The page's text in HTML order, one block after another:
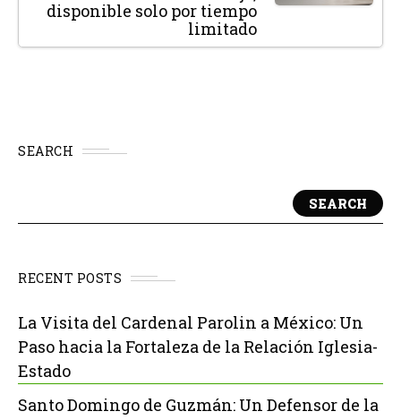
disponible solo por tiempo
limitado
SEARCH
SEARCH
RECENT POSTS
La Visita del Cardenal Parolin a México: Un
Paso hacia la Fortaleza de la Relación Iglesia-
Estado
Santo Domingo de Guzmán: Un Defensor de la